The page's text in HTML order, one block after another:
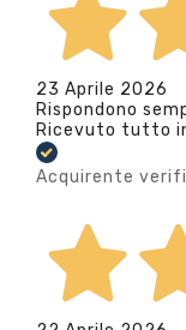
23 Aprile 2026
Rispondono
Ricevuto tutto
Acquirente